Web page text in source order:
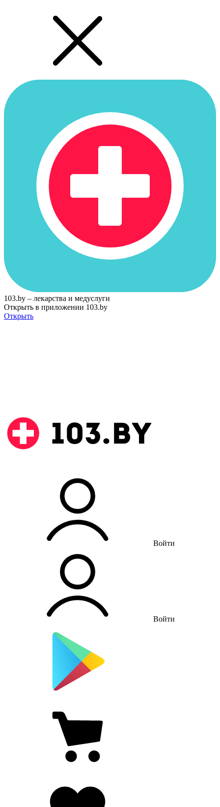
103.by – лекарства и медуслуги
Открыть в приложении 103.by
Открыть
Войти
Войти